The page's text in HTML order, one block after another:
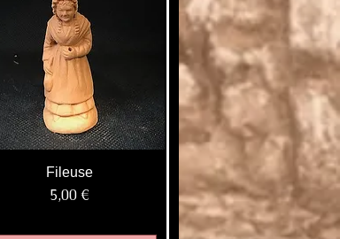
Fileuse
Prix
5,00 €